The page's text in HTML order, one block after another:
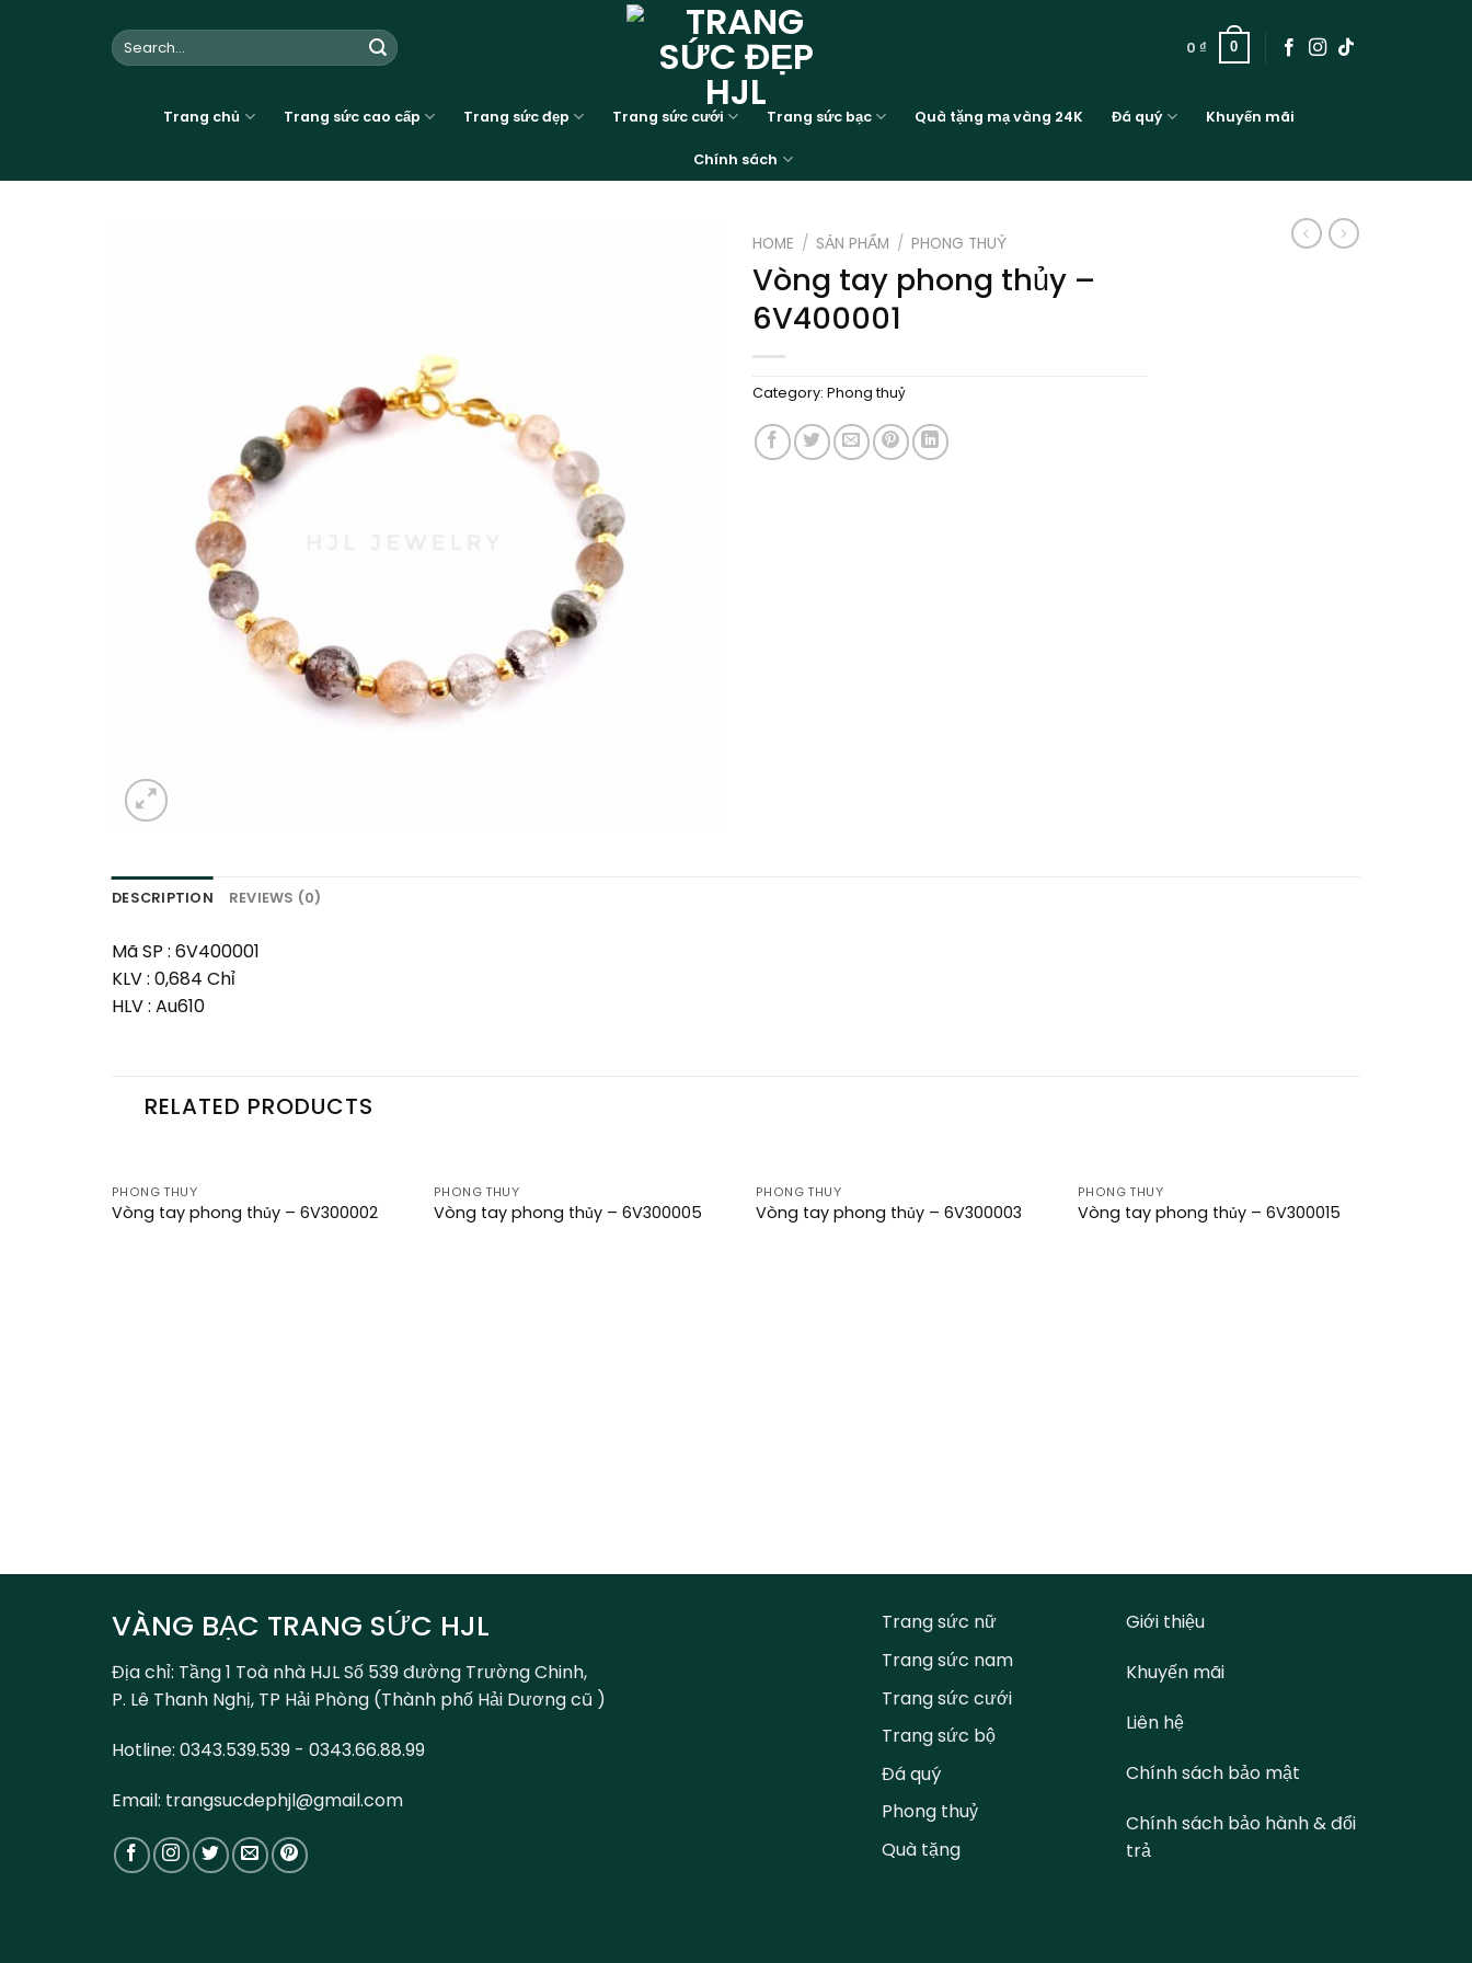
Search
for:
0₫ 0
Trang chủ Trang sức cao cấp Trang sức đẹp Trang sức cưới Trang sức bạc Quà tặng mạ vàng 24K Đá quý Khuyến mãi
Chính sách
HOME / SẢN PHẨM / PHONG THUỶ
Vòng tay phong thủy –
6V400001
Category: Phong thuỷ
DESCRIPTION REVIEWS (0)
Mã SP : 6V400001
KLV : 0,684 Chỉ
HLV : Au610
RELATED PRODUCTS
Add to
wishlist
PHONG THUỶ
Vòng tay phong thủy – 6V300002
Add to
wishlist
PHONG THUỶ
Vòng tay phong thủy – 6V300005
Add to
wishlist
PHONG THUỶ
Vòng tay phong thủy – 6V300003
Add to
wishlist
PHONG THUỶ
Vòng tay phong thủy – 6V300015
VÀNG BẠC TRANG SỨC HJL
Địa chỉ: Tầng 1 Toà nhà HJL Số 539 đường Trường Chinh,
P. Lê Thanh Nghị, TP Hải Phòng (Thành phố Hải Dương cũ )
Hotline: 0343.539.539 - 0343.66.88.99
Email: trangsucdephjl@gmail.com
Trang sức nữ
Trang sức nam
Trang sức cưới
Trang sức bộ
Đá quý
Phong thuỷ
Quà tặng
Giới thiệu
Khuyến mãi
Liên hệ
Chính sách bảo mật
Chính sách bảo hành & đổi
trả